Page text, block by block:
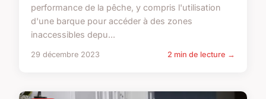
performance de la pêche, y compris l'utilisation
d'une barque pour accéder à des zones
inaccessibles depu...
29 décembre 2023 2 min de lecture →